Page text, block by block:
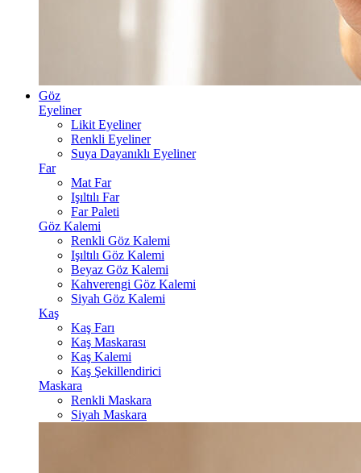
Göz
Eyeliner
Likit Eyeliner
Renkli Eyeliner
Suya Dayanıklı Eyeliner
Far
Mat Far
Işıltılı Far
Far Paleti
Göz Kalemi
Renkli Göz Kalemi
Işıltılı Göz Kalemi
Beyaz Göz Kalemi
Kahverengi Göz Kalemi
Siyah Göz Kalemi
Kaş
Kaş Farı
Kaş Maskarası
Kaş Kalemi
Kaş Şekillendirici
Maskara
Renkli Maskara
Siyah Maskara